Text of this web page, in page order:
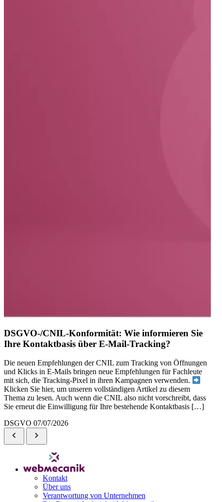
DSGVO-/CNIL-Konformität: Wie informieren Sie
Ihre Kontaktbasis über E-Mail-Tracking?
Die neuen Empfehlungen der CNIL zum Tracking von Öffnungen
und Klicks in E-Mails bringen neue Empfehlungen für Fachleute
mit sich, die Tracking-Pixel in ihren Kampagnen verwenden.
Klicken Sie hier, um unseren vollständigen Artikel zu diesem
Thema zu lesen. Auch wenn die CNIL also nicht vorschreibt, dass
Sie erneut die Einwilligung für Ihre bestehende Kontaktbasis […]
DSGVO 07/07/2026
Kontakt
Über uns
Verantwortung von Unternehmen